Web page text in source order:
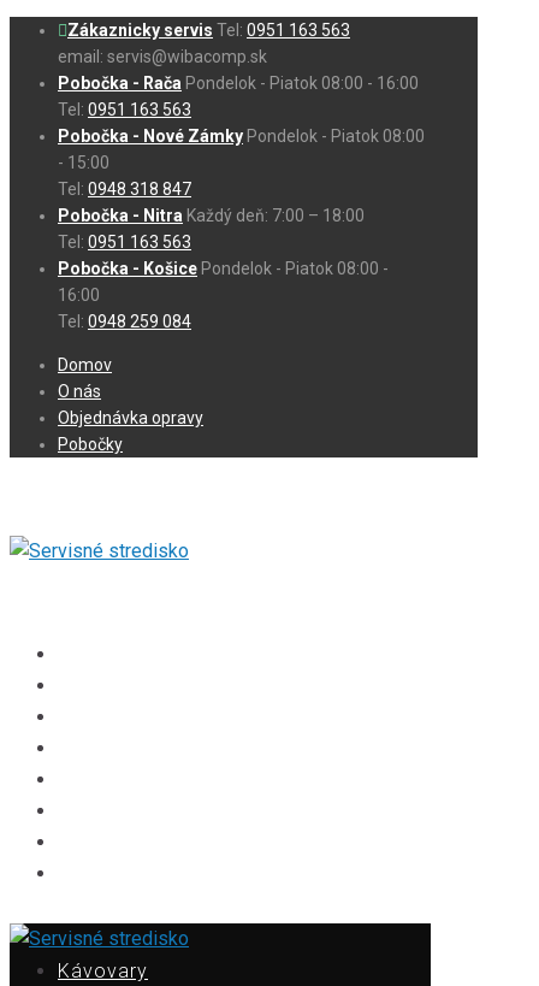
Zákaznicky servis Tel: 0951 163 563
email: servis@wibacomp.sk
Pobočka - Rača Pondelok - Piatok 08:00 - 16:00
Tel: 0951 163 563
Pobočka - Nové Zámky Pondelok - Piatok 08:00
- 15:00
Tel: 0948 318 847
Pobočka - Nitra Každý deň: 7:00 – 18:00
Tel: 0951 163 563
Pobočka - Košice Pondelok - Piatok 08:00 -
16:00
Tel: 0948 259 084
Domov
O nás
Objednávka opravy
Pobočky
Kávovary